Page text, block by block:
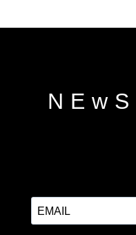
NEwS